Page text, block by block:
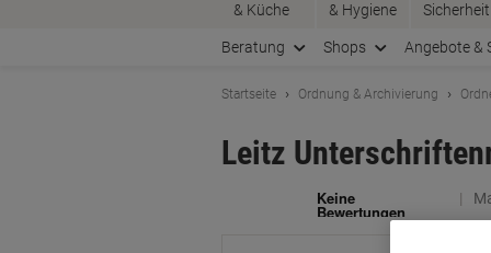
& Küche
& Hygiene
Sicherheit
Beratung Shops Angebote &
Startseite Ordnung & Archivierung
Leitz